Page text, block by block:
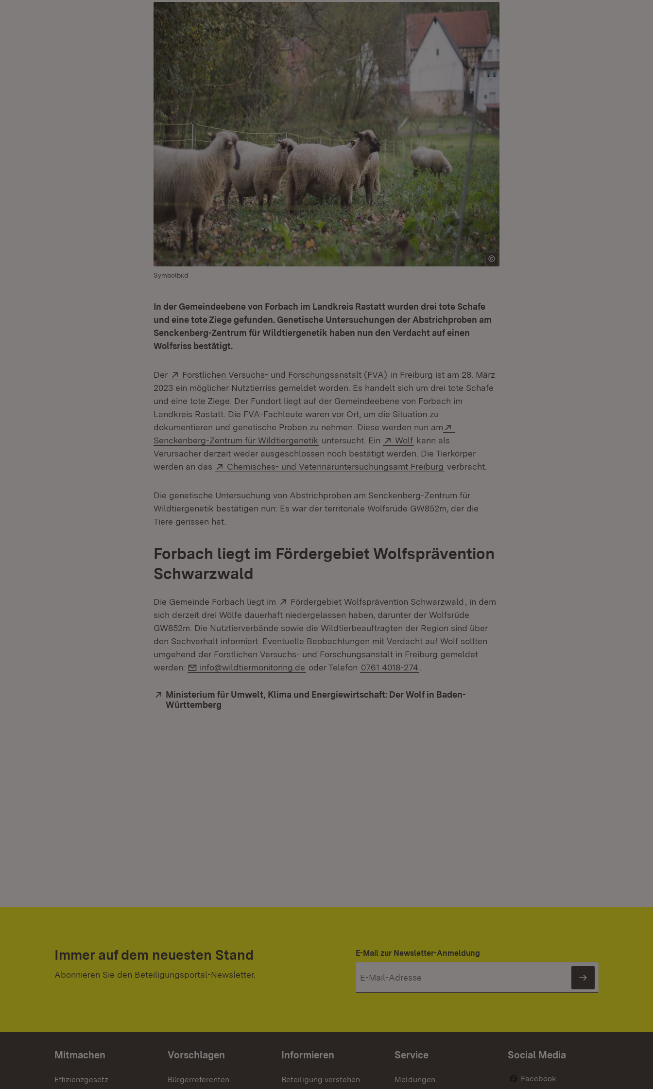
Symbolbild
In der Gemeinde­ebene von Forbach im Landkreis Rastatt wurden drei tote Schafe
und eine tote Ziege gefunden. Genetische Untersuchungen der Abstrichproben am
Senckenberg-Zentrum für Wildtiergenetik haben nun den Verdacht auf einen
Wolfsriss bestätigt.
Der Extern:
Forstlichen Versuchs- und Forschungsanstalt (FVA) (Öffnet in neuem Fenster)
in Freiburg ist am 28. März
2023 ein möglicher Nutztierriss gemeldet worden. Es handelt sich um drei tote Schafe
und eine tote Ziege. Der Fundort liegt auf der Gemeinde­ebene von Forbach im
Landkreis Rastatt. Die FVA-Fachleute waren vor Ort, um die Situation zu
dokumentieren und genetische Proben zu nehmen. Diese werden nun am
Senckenberg-Zentrum für Wildtiergenetik (Öffnet in neuem Fenster)
untersucht. Ein Extern:
Wolf (Öffnet in neuem Fenster)
kann als
Verursacher derzeit weder ausgeschlossen noch bestätigt werden. Die Tierkörper
werden an das
Extern:
Chemisches- und Veterinäruntersuchungsamt Freiburg (Öffnet in neuem Fenster)
verbracht.
Die genetische Untersuchung von Abstrichproben am Senckenberg-Zentrum für
Wildtiergenetik bestätigen nun: Es war der territoriale Wolfsrüde GW852m, der die
Tiere gerissen hat.
Forbach liegt im Fördergebiet Wolfsprävention
Schwarzwald
Die Gemeinde Forbach liegt im Extern:
Fördergebiet Wolfsprävention Schwarzwald (Öffnet in neuem Fenster)
, in dem
sich derzeit drei Wölfe dauerhaft niedergelassen haben, darunter der Wolfsrüde
GW852m. Die Nutztierverbände sowie die Wildtierbeauftragten der Region sind über
den Sachverhalt informiert. Eventuelle Beobachtungen mit Verdacht auf Wolf sollten
umgehend der Forstlichen Versuchs- und Forschungsanstalt in Freiburg gemeldet
werden:
E-Mail:
info@wildtiermonitoring.de oder Telefon 0761 4018-274
Extern:
Ministerium für Umwelt, Klima und Energiewirtschaft: Der Wolf in Baden-
Württemberg
Immer auf dem neuesten Stand
Abonnieren Sie den Beteiligungsportal-Newsletter.
E-Mail zur Newsletter-Anmeldung
Newsletter
Mitmachen
Effizienzgesetz
Vorschlagen
Bürgerreferenten
Informieren
Beteiligung verstehen
Service
Meldungen
Social Media
Facebook